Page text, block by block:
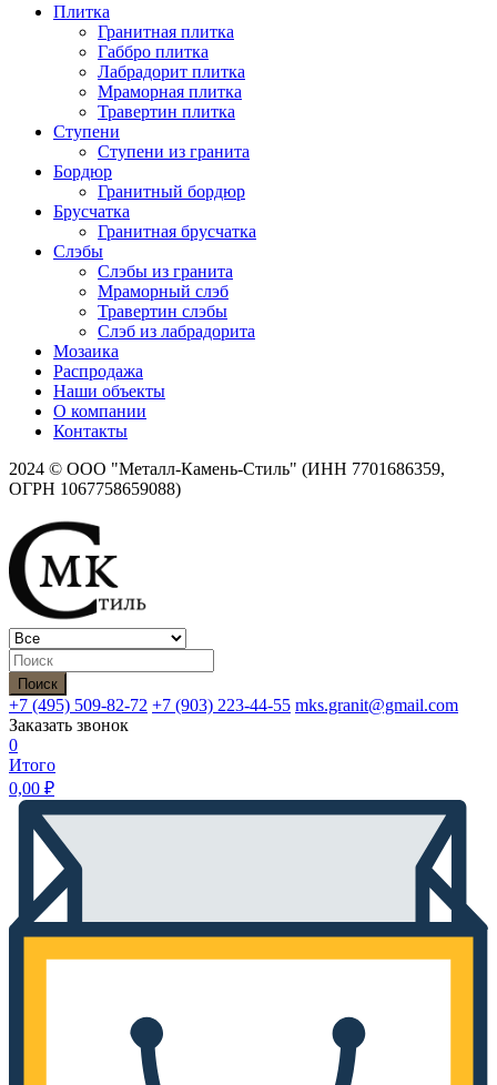
Плитка
Гранитная плитка
Габбро плитка
Лабрадорит плитка
Мраморная плитка
Травертин плитка
Ступени
Ступени из гранита
Бордюр
Гранитный бордюр
Брусчатка
Гранитная брусчатка
Слэбы
Слэбы из гранита
Мраморный слэб
Травертин слэбы
Слэб из лабрадорита
Мозаика
Распродажа
Наши объекты
О компании
Контакты
2024 © ООО "Металл-Камень-Стиль" (ИНН 7701686359,
ОГРН 1067758659088)
Поиск
+7 (495) 509-82-72 +7 (903) 223-44-55 mks.granit@gmail.com
Заказать звонок
0
Итого
0,00 ₽